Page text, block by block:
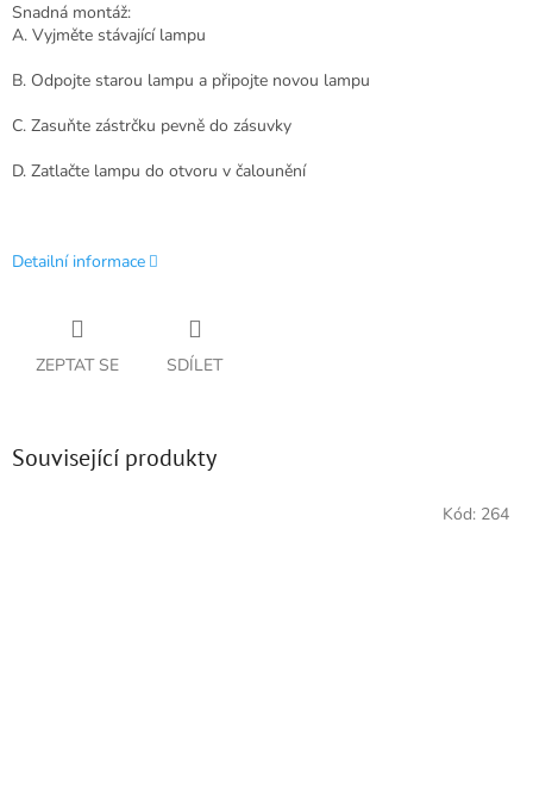
Snadná montáž:
A. Vyjměte stávající lampu
B. Odpojte starou lampu a připojte novou lampu
C. Zasuňte zástrčku pevně do zásuvky
D. Zatlačte lampu do otvoru v čalounění
Detailní informace
ZEPTAT SE SDÍLET
Související produkty
Kód: 264